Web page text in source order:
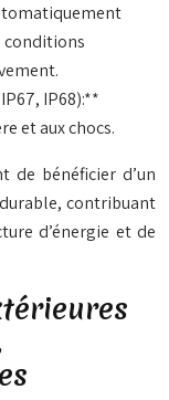
conditions
IP68):**
et aux chocs.
de bénéficier d’un
contribuant
d’énergie et de